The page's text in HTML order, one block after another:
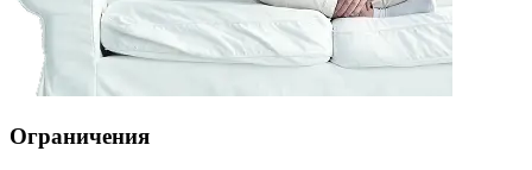
Ограничения